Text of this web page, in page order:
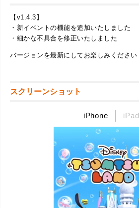
【v1.4.3】
・新イベントの機能を追加いたしました
・細かな不具合を修正いたしました
バージョンを最新にしてお楽しみください
スクリーンショット
iPhone iPad